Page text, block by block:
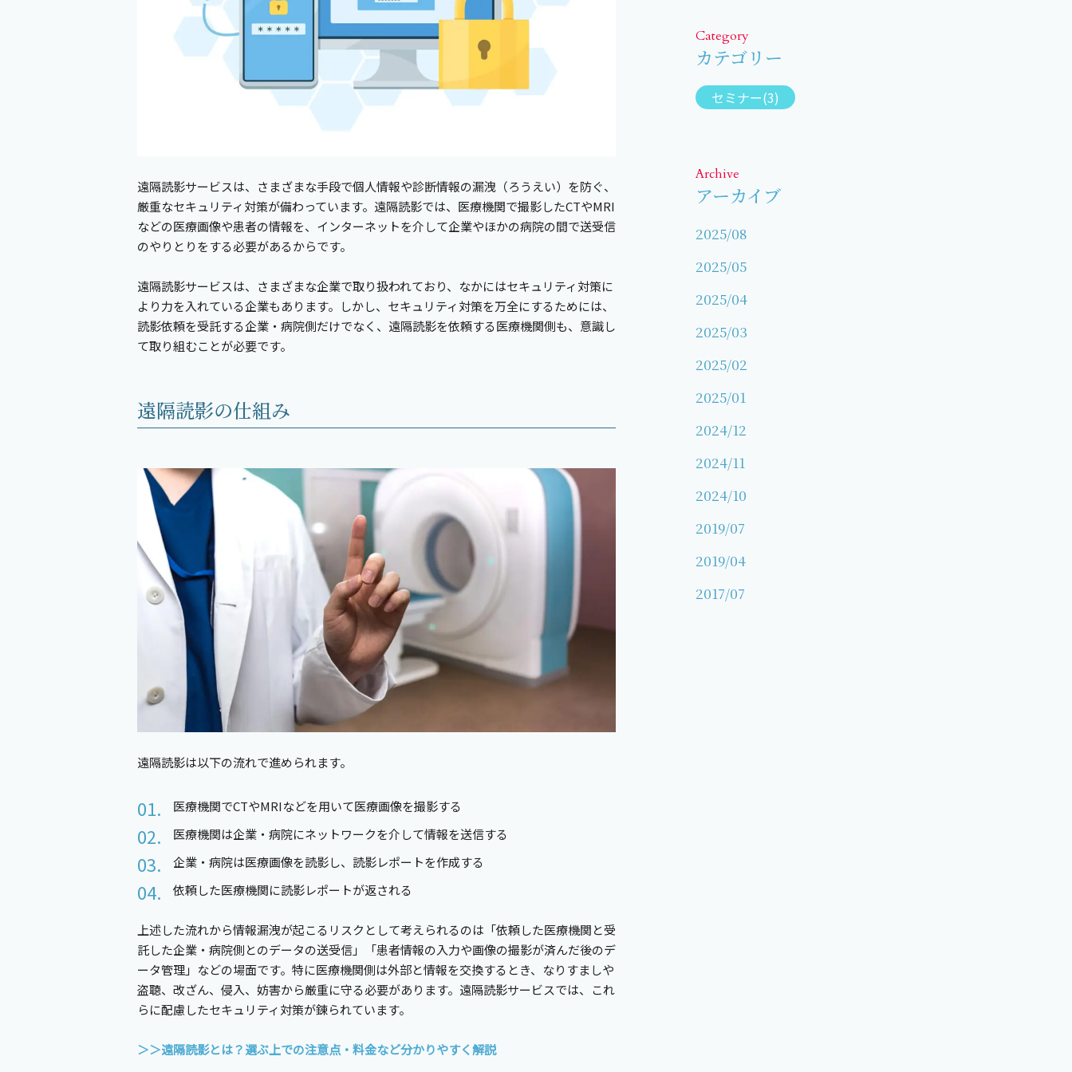
遠隔読影サービスは、さまざまな手段で個人情報や診断情報の漏洩（ろうえい）を防ぐ、
厳重なセキュリティ対策が備わっています。遠隔読影では、医療機関で撮影したCTやMRI
などの医療画像や患者の情報を、インターネットを介して企業やほかの病院の間で送受信
のやりとりをする必要があるからです。
遠隔読影サービスは、さまざまな企業で取り扱われており、なかにはセキュリティ対策に
より力を入れている企業もあります。しかし、セキュリティ対策を万全にするためには、
読影依頼を受託する企業・病院側だけでなく、遠隔読影を依頼する医療機関側も、意識し
て取り組むことが必要です。
遠隔読影の仕組み
遠隔読影は以下の流れで進められます。
医療機関でCTやMRIなどを用いて医療画像を撮影する
医療機関は企業・病院にネットワークを介して情報を送信する
企業・病院は医療画像を読影し、読影レポートを作成する
依頼した医療機関に読影レポートが返される
上述した流れから情報漏洩が起こるリスクとして考えられるのは「依頼した医療機関と受
託した企業・病院側とのデータの送受信」「患者情報の入力や画像の撮影が済んだ後のデ
ータ管理」などの場面です。特に医療機関側は外部と情報を交換するとき、なりすましや
盗聴、改ざん、侵入、妨害から厳重に守る必要があります。遠隔読影サービスでは、これ
らに配慮したセキュリティ対策が錬られています。
＞＞遠隔読影とは？選ぶ上での注意点・料金など分かりやすく解説
Category
カテゴリー
セミナー(3)
Archive
アーカイブ
2025/08
2025/05
2025/04
2025/03
2025/02
2025/01
2024/12
2024/11
2024/10
2019/07
2019/04
2017/07